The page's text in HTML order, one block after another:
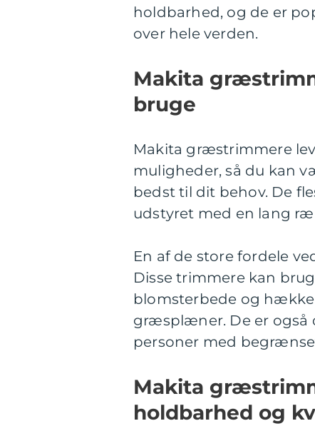
holdbarhed, og de er
over hele verden.
Makita
bruge
Makita græstrimmere
muligheder, så du kan
bedst til dit behov. De
udstyret med en lang
En af de store fordele
Disse trimmere kan
blomsterbede og
græsplæner. De er også
personer med
Makita
holdbarhed og